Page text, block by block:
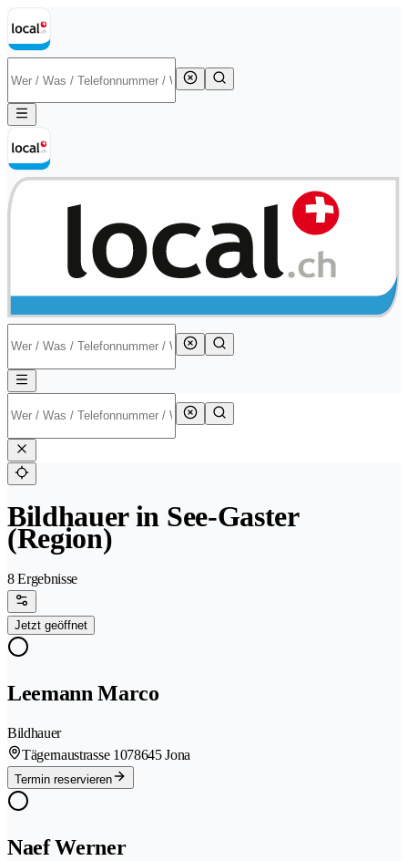
Bildhauer in See-Gaster
(Region)
8 Ergebnisse
Jetzt geöffnet
Leemann Marco
Bildhauer
Tägernaustrasse 1078645 Jona
Termin reservieren
Naef Werner